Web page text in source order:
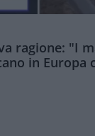
ragione: "I
in Europa